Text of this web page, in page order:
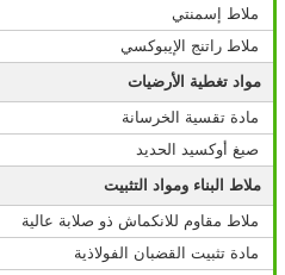
ملاط إسمنتي
ملاط راتنج الإيبوكسي
مواد تغطية الأرضيات
مادة تقسية الخرسانة
صبغ أوكسيد الحديد
ملاط البناء ومواد التثبيت
ملاط مقاوم للانكماش ذو صلابة عالية
مادة تثبيت القضبان الفولاذية